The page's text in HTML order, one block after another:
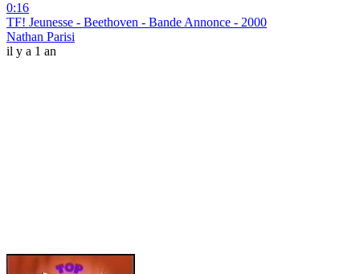
0:16
TF! Jeunesse - Beethoven - Bande Annonce - 2000
Nathan Parisi
il y a 1 an